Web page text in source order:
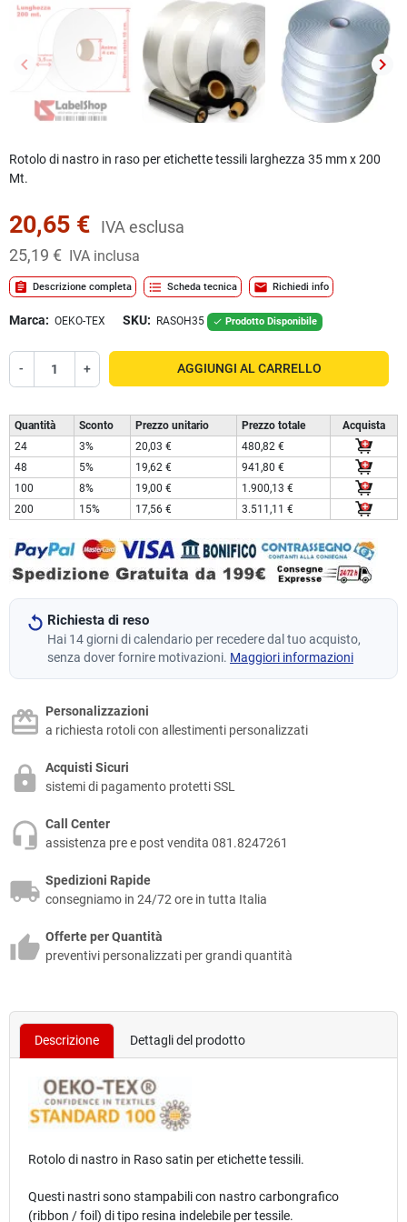
Precedente
keyboard_arrow_left keyboard_arrow_right
Rotolo di nastro in raso per etichette tessili larghezza 35 mm x 200
Mt.
20,65 €
IVA esclusa
25,19 €
IVA inclusa
assignment Descrizione completa format_list_bulleted Scheda tecnica mail Richiedi info
Marca: OEKO-TEX SKU: RASOH35  Prodotto Disponibile
- + AGGIUNGI AL CARRELLO
Quantità Sconto Prezzo unitario Prezzo totale
Acquista
24
3% 20,03 €
480,82 €
48
5% 19,62 €
941,80 €
100
8% 19,00 €
1.900,13 €
200
15% 17,56 € 3.511,11 €
Richiesta di reso
Hai 14 giorni di calendario per recedere dal tuo acquisto,
senza dover fornire motivazioni. Maggiori informazioni
Personalizzazioni
a richiesta rotoli con allestimenti personalizzati
Acquisti Sicuri
sistemi di pagamento protetti SSL
Call Center
assistenza pre e post vendita 081.8247261
Spedizioni Rapide
consegniamo in 24/72 ore in tutta Italia
Offerte per Quantità
preventivi personalizzati per grandi quantità
Descrizione Dettagli del prodotto
Rotolo di nastro in Rasosatin per etichette tessili.
Questi nastri sono stampabili con nastro carbongrafico
(ribbon / foil) di tipo resina indelebile per tessile.